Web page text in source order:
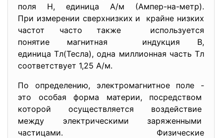
поля Н, единица А/м (Ампер-на-метр).
При измерении сверхнизких и крайне низких
частот часто также используется
понятие магнитная индукция В,
единица Тл(Тесла), одна миллионная часть Тл
соответствует 1,25 А/м.
По определению, электромагнитное поле -
это особая форма материи, посредством
которой осуществляется воздействие
между электрическими заряженными
частицами. Физические